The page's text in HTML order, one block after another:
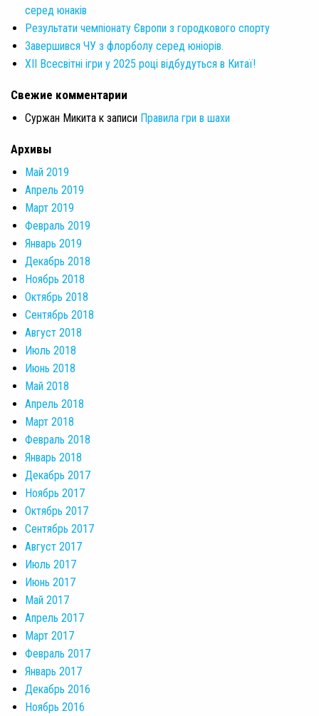
серед юнаків
Результати чемпіонату Європи з городкового спорту
Завершився ЧУ з флорболу серед юніорів.
XII Всесвітні ігри у 2025 році відбудуться в Китаї!
Свежие комментарии
Суржан Микита к записи Правила гри в шахи
Архивы
Май 2019
Апрель 2019
Март 2019
Февраль 2019
Январь 2019
Декабрь 2018
Ноябрь 2018
Октябрь 2018
Сентябрь 2018
Август 2018
Июль 2018
Июнь 2018
Май 2018
Апрель 2018
Март 2018
Февраль 2018
Январь 2018
Декабрь 2017
Ноябрь 2017
Октябрь 2017
Сентябрь 2017
Август 2017
Июль 2017
Июнь 2017
Май 2017
Апрель 2017
Март 2017
Февраль 2017
Январь 2017
Декабрь 2016
Ноябрь 2016